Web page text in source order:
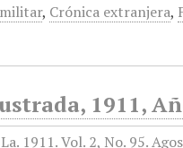
, Crónica extranjera,
1911,